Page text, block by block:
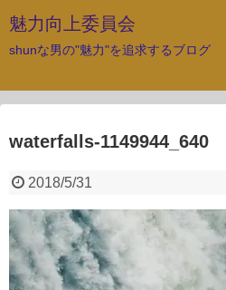
魅力向上委員会
shunな男の"魅力"を追求するブログ
waterfalls-1149944_640
2018/5/31